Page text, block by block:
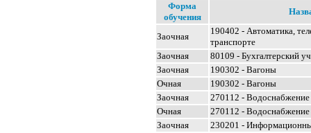
Форма
обучения
Заочная
190402 - Автоматика,
транспорте
Заочная
80109 - Бухгалтерский
Заочная
190302 - Вагоны
Очная
190302 - Вагоны
Заочная
270112 - Водоснабжение
Очная
270112 - Водоснабжение
Заочная
230201 -